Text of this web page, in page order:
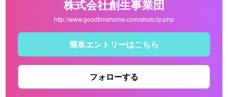
株式会社創生事業団
http://www.goodtimehome.com/shuto/lp.php
簡単エントリーはこちら
フォローする